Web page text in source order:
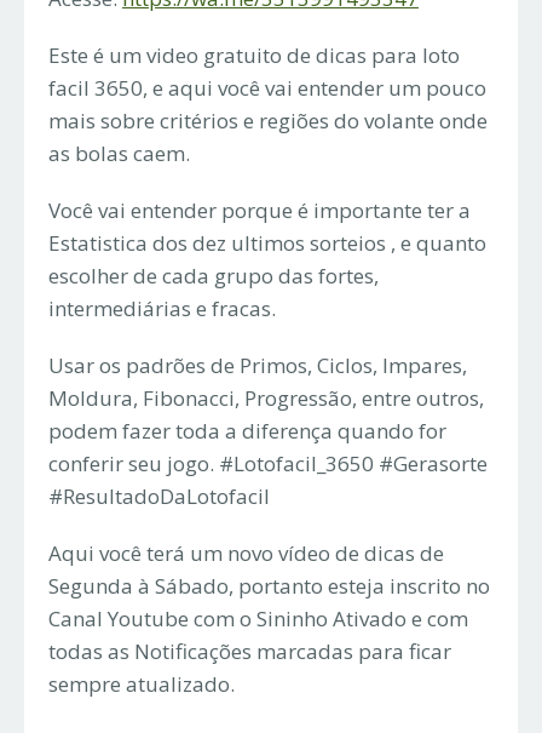
Este é um video gratuito de dicas para loto
facil 3650, e aqui você vai entender um pouco
mais sobre critérios e regiões do volante onde
as bolas caem.
Você vai entender porque é importante ter a
Estatistica dos dez ultimos sorteios , e quanto
escolher de cada grupo das fortes,
intermediárias e fracas.
Usar os padrões de Primos, Ciclos, Impares,
Moldura, Fibonacci, Progressão, entre outros,
podem fazer toda a diferença quando for
conferir seu jogo. #Lotofacil_3650 #Gerasorte
#ResultadoDaLotofacil
Aqui você terá um novo vídeo de dicas de
Segunda à Sábado, portanto esteja inscrito no
Canal Youtube com o Sininho Ativado e com
todas as Notificações marcadas para ficar
sempre atualizado.